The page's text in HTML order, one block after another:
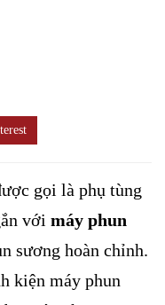
gọi là phụ tùng
với máy phun
sương hoàn chỉnh.
kiện máy phun